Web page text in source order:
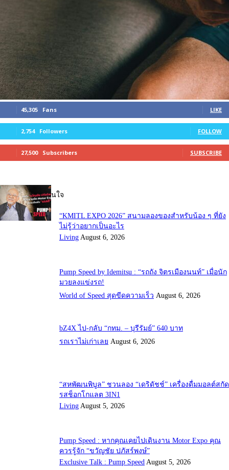
45,305 Fans LIKE
2,754 Followers FOLLOW
27,500 Subscribers SUBSCRIBE
บทความที่น่าสนใจ
“KMITL EXPO 2026” สนามลองของสำหรับน้อง ๆ ที่ยัง
ไม่รู้ว่าอยากเป็นอะไร
Living August 6, 2026
Pump Speed by Idemitsu : “รถถัง จิตรเมืองนนท์” เมื่อนัก
มวยลงแข่งรถ!
World of Speed สุดขีดความเร็ว August 6, 2026
bZ4X ไป-กลับ “กทม. – บุรีรัมย์” 640 บาท
รถเราไม่เก่าเลย August 6, 2026
“สหพัฒนพิบูล” ชวนลอง “เดริดัชช์” เครื่องดื่มมอลต์สกัด
รสช็อกโกแลต 3IN1
Living August 5, 2026
Pump Speed : หากคุณเคยไปเดินงาน Motor Expo คุณ
ควรรู้จัก “ขวัญชัย ปภัสร์พงษ์”
Exclusive Talk : Pump Speed August 5, 2026